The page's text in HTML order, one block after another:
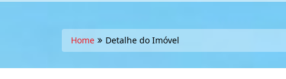
Home Detalhe do Imóvel